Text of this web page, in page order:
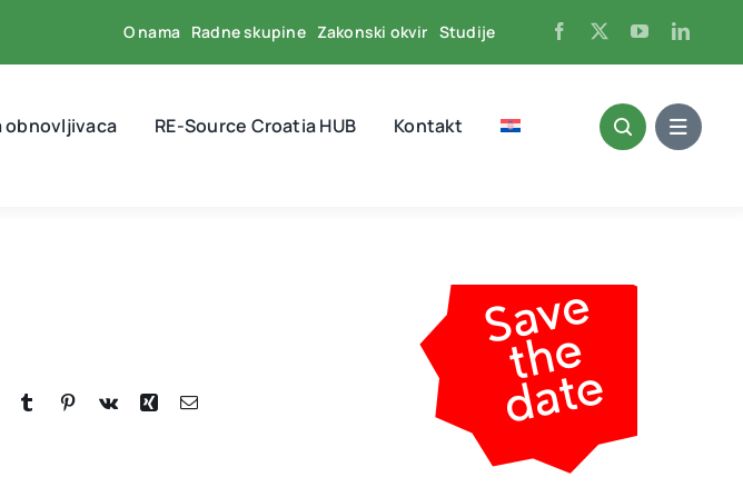
O nama Radne skupine Zakonski okvir Studije
obnovljivaca RE-Source Croatia HUB Kontakt